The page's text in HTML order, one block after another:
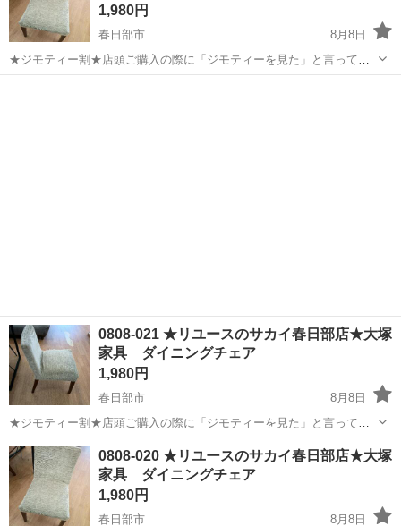
1,980円
春日部市
8月8日
★ジモティー割★店頭ご購入の際に「ジモティーを見た」と言ってい
ただくとジモティー限定価格（掲載価格の10%OFF）でご購入が可能
0808-021 ★リユースのサカイ春日部店★大塚
家具 ダイニングチェア
1,980円
春日部市
8月8日
★ジモティー割★店頭ご購入の際に「ジモティーを見た」と言ってい
ただくとジモティー限定価格（掲載価格の10%OFF）でご購入が可能
です。 必ずご精算前にスタッフまでお伝えくださいませ。 ---------------
-...
埼玉 春日部市 サカイ
0808-020 ★リユースのサカイ春日部店★大塚
家具 ダイニングチェア
1,980円
春日部市
8月8日